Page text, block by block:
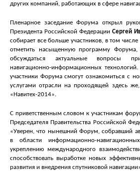
других компаний, работающих в сфере
Пленарное заседание Форума открыл
Президента Российской Федерации Сергей
собирает все больше участников, в том
отметить насыщенную программу Форума,
обсуждаться актуальные вопросы
навигационно-информационных
участники Форума смогут ознакомиться с
услугами отрасли на проходящей здесь
«Навитех-2014».
С приветственным словом к участникам
Председателя Правительства Российской
«Уверен, что нынешний Форум, собравший
в области информационно-
укреплению международного
способствовать выработке новых
развития и внедрения спутниковой